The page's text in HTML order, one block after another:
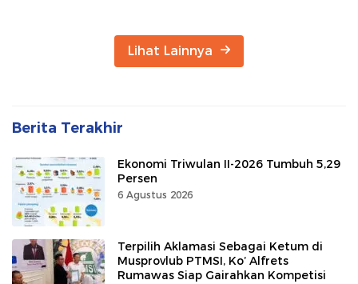
Lihat Lainnya
Berita Terakhir
Ekonomi Triwulan II-2026 Tumbuh 5,29
Persen
6 Agustus 2026
Terpilih Aklamasi Sebagai Ketum di
Musprovlub PTMSI, Ko’ Alfrets
Rumawas Siap Gairahkan Kompetisi